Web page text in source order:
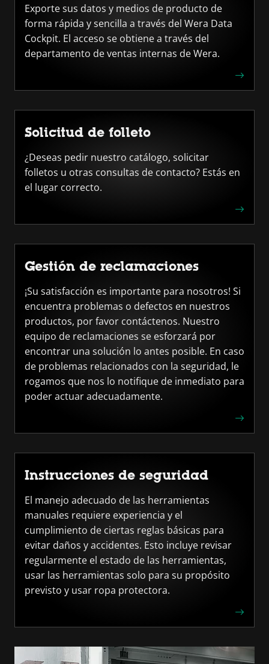
Exporte sus datos y medios de producto de
forma rápida y sencilla a través del Wera Data
Cockpit. El acceso se obtiene a través del
departamento de ventas internas de Wera.
Solicitud de folleto
¿Deseas pedir nuestro catálogo, solicitar
folletos u otras consultas de contacto? Estás en
el lugar correcto.
Gestión de reclamaciones
¡Su satisfacción es importante para nosotros! Si
encuentra problemas o defectos en nuestros
productos, por favor contáctenos. Nuestro
equipo de reclamaciones se esforzará por
encontrar una solución lo antes posible. En caso
de problemas relacionados con la seguridad, le
rogamos que nos lo notifique de inmediato para
poder actuar adecuadamente.
Instrucciones de seguridad
El manejo adecuado de las herramientas
manuales requiere experiencia y el
cumplimiento de ciertas reglas básicas para
evitar daños y accidentes. Esto incluye revisar
regularmente el estado de las herramientas,
usar las herramientas solo para su propósito
previsto y usar ropa protectora.